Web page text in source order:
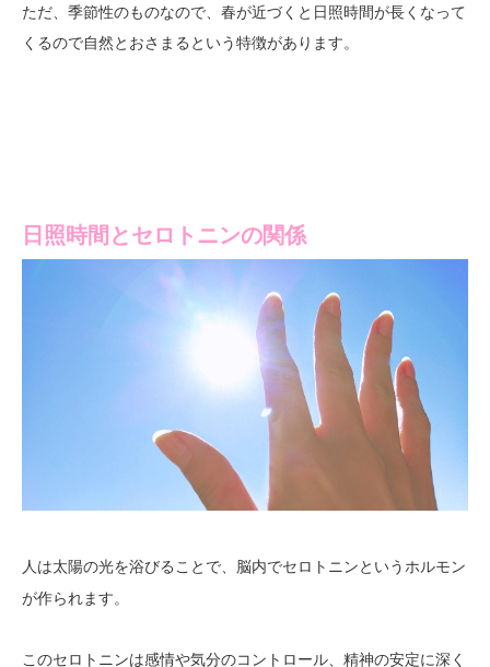
ただ、季節性のものなので、春が近づくと日照時間が長くなって
くるので自然とおさまるという特徴があります。
日照時間とセロトニンの関係
人は太陽の光を浴びることで、脳内でセロトニン というホルモン
が作られます。
このセロトニンは感情や気分のコントロール、精神の安定に深く